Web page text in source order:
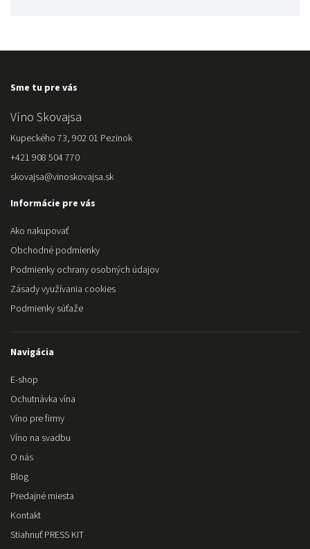
Sme tu pre vás
Víno Skovajsa
Kupeckého 73, 902 01 Pezinok
+421 908 504 770
skovajsa@vinoskovajsa.sk
Informácie pre vás
Ako nakupovať
Obchodné podmienky
Podmienky ochrany osobných údajov
Zásady využívania cookies
Podmienky súťaže
Navigácia
E-shop
Ochutnávka vína
Víno pre firmy
Víno na svadbu
O nás
Blog
Predajné miesta
Kontakt
Stiahnuť PRESS KIT